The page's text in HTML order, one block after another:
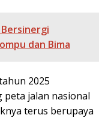
Bersinergi
dan Bima
2025
peta jalan nasional
terus berupaya